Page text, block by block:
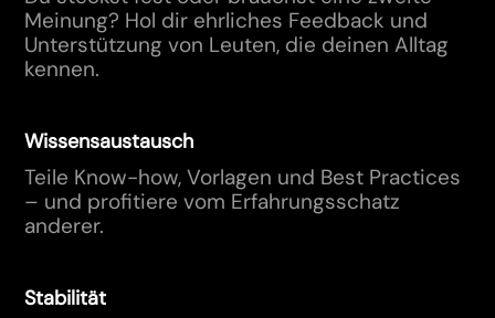
Meinung? Hol dir ehrliches Feedback und
Unterstützung von Leuten, die deinen Alltag
kennen.
Wissensaustausch
Teile Know-how, Vorlagen und Best Practices
– und profitiere vom Erfahrungsschatz
anderer.
Stabilität